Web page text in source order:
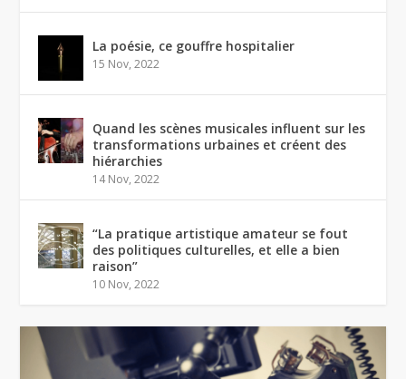
La poésie, ce gouffre hospitalier
15 Nov, 2022
Quand les scènes musicales influent sur les
transformations urbaines et créent des
hiérarchies
14 Nov, 2022
“La pratique artistique amateur se fout
des politiques culturelles, et elle a bien
raison”
10 Nov, 2022